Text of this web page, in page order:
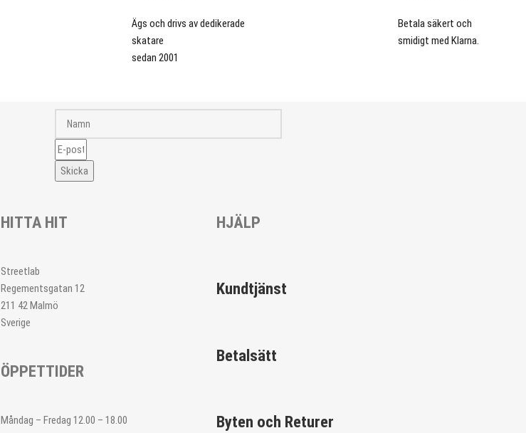
Ägs och drivs av dedikerade
skatare
sedan 2001
Betala säkert och
smidigt med Klarna.
Skicka
HITTA HIT
Streetlab
Regementsgatan 12
211 42 Malmö
Sverige
ÖPPETTIDER
Måndag – Fredag 12.00 – 18.00
HJÄLP
Kundtjänst
Betalsätt
Byten och Returer